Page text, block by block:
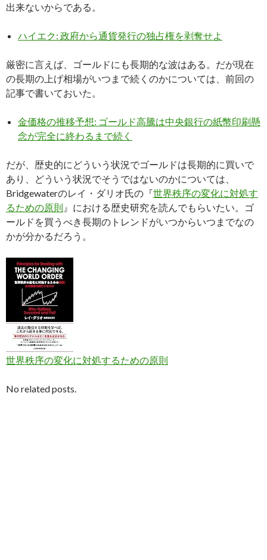
出来ないからである。
ハイエク: 政府から通貨発行の独占権を剥奪せよ
厳密に言えば、ゴールドにも長期的な波はある。だが現在
の長期の上げ相場がいつまで続くのかについては、前回の
記事で書いておいた。
金価格の推移予想: ゴールド高騰は中央銀行の紙幣印刷懸
念が完全に終わるまで続く
だが、歴史的にどういう状況でゴールドは長期的に買いで
あり、どういう状況でそうではないのかについては、
Bridgewaterのレイ・ダリオ氏の『世界秩序の変化に対処す
るための原則 』における歴史研究を読んでもらいたい。ゴ
ールドを買うべき長期のトレンドがいつからいつまでなの
かが分かるだろう。
世界秩序の変化に対処するための原則
No related posts.